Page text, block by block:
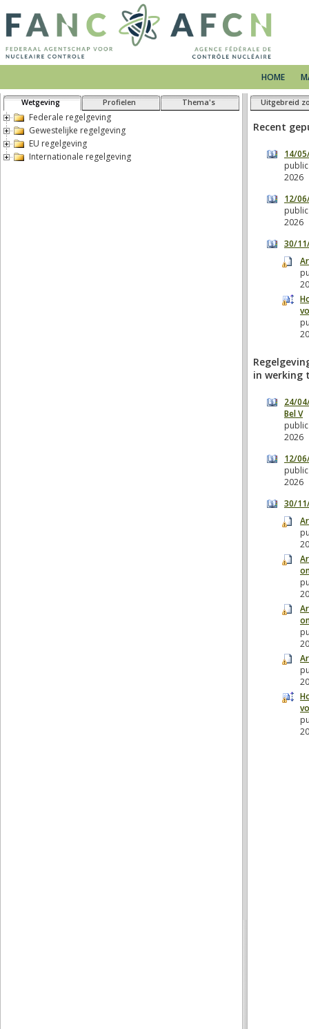
HOME
Wetgeving Profielen Thema's
Federale regelgeving
Gewestelijke regelgeving
EU regelgeving
Internationale regelgeving
Uitgebreid